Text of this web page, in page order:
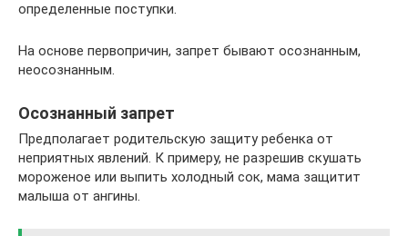
определенные поступки.
На основе первопричин, запрет бывают осознанным,
неосознанным.
Осознанный запрет
Предполагает родительскую защиту ребенка от
неприятных явлений. К примеру, не разрешив скушать
мороженое или выпить холодный сок, мама защитит
малыша от ангины.